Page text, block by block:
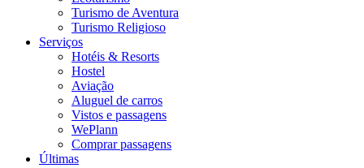
Turismo de Aventura
Turismo Religioso
Serviços
Hotéis & Resorts
Hostel
Aviação
Aluguel de carros
Vistos e passagens
WePlann
Comprar passagens
Últimas